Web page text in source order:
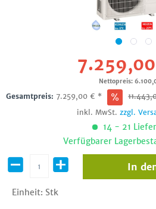
Nettopreis:
Gesamtpreis: 7.259,00 € *
inkl. MwSt. zzgl.
14 - 21
Verfügbarer
Einheit: Stk
In